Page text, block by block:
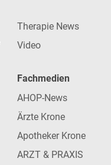
Therapie News
Video
Fachmedien
AHOP-News
Ärzte Krone
Apotheker Krone
ARZT & PRAXIS